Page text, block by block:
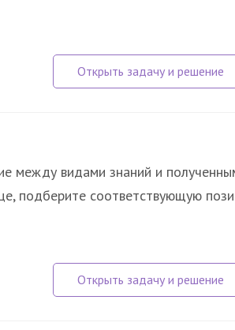
между видами знаний и
подберите соответствующую